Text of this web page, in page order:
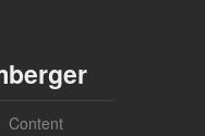
Content